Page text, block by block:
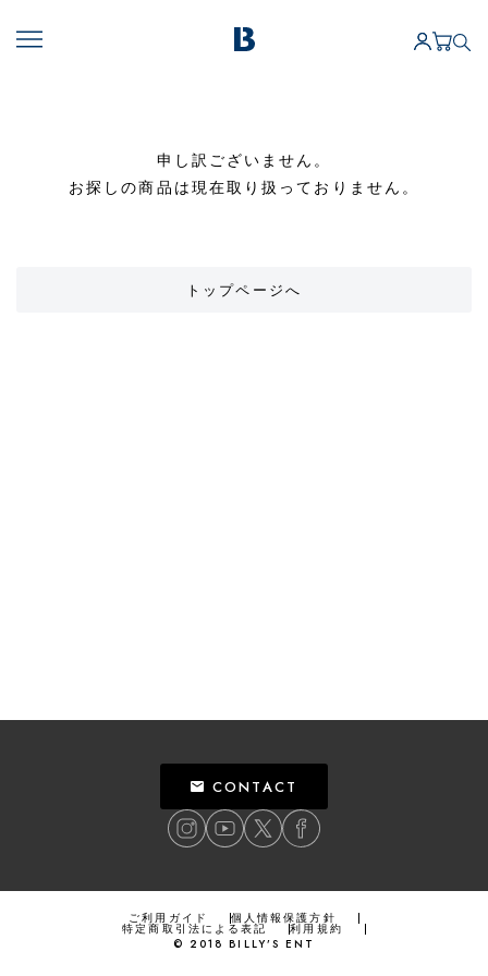
申し訳ございません。
お探しの商品は現在取り扱っておりません。
トップページへ
CONTACT
ご利用ガイド 個人情報保護方針
特定商取引法による表記
利用規約
© 2018 BILLY’S ENT